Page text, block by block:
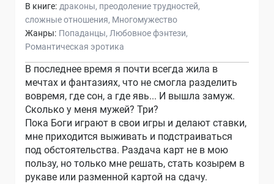
В книге: драконы преодоление трудностей
сложные отношения Многомужество
Жанры: Попаданцы Любовное фэнтези
Романтическая эротика
В последнее время я почти всегда жила в
мечтах и фантазиях, что не смогла разделить
вовремя, где сон, а где явь... И вышла замуж.
Сколько у меня мужей? Три?
Пока Боги играют в свои игры и делают ставки,
мне приходится выживать и подстраиваться
под обстоятельства. Раздача карт не в мою
пользу, но только мне решать, стать козырем в
рукаве или разменной картой на сдачу.